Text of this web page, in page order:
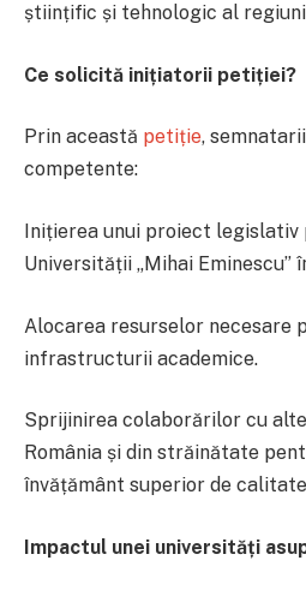
științific și tehnologic al
Ce solicită inițiatorii petiției?
Prin această petiție,
competente:
Inițierea unui proiect
Universității „Mihai Eminescu”
Alocarea resurselor necesare
infrastructurii academice.
Sprijinirea colaborărilor cu
România și din străinătate
învățământ superior de
Impactul unei universități